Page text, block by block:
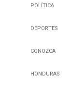
POLÍTICA
DEPORTES
CONOZCA
HONDURAS